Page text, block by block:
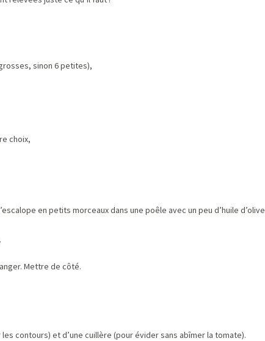
sinon 6 petites),
choix,
en petits morceaux dans une poêle avec un peu d’huile d’olive
Mettre de côté.
contours) et d’une cuillère (pour évider sans abîmer la tomate).